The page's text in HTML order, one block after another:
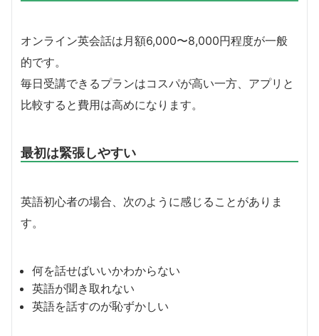
オンライン英会話は月額6,000〜8,000円程度が一般
的です。
毎日受講できるプランはコスパが高い一方、アプリと
比較すると費用は高めになります。
最初は緊張しやすい
英語初心者の場合、次のように感じることがありま
す。
何を話せばいいかわからない
英語が聞き取れない
英語を話すのが恥ずかしい